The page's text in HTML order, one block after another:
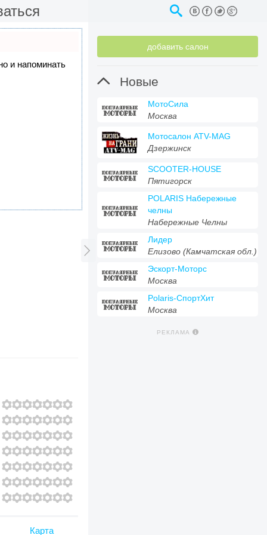
и напоминать
Карта

добавить салон
 Новые
МотоСила
Москва
Мотосалон ATV-MAG
Дзержинск
SCOOTER-HOUSE
Пятигорск
POLARIS Набережные
челны
Набережные Челны
Лидер
Елизово (Камчатская обл.)
Эскорт-Моторс
Москва
Polaris-СпортХит
Москва
РЕКЛАМА